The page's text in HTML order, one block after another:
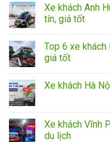
Xe khách Anh
tín, giá tốt
Top 6 xe khách
giá tốt
Xe khách Hà
Xe khách Vĩnh
du lịch